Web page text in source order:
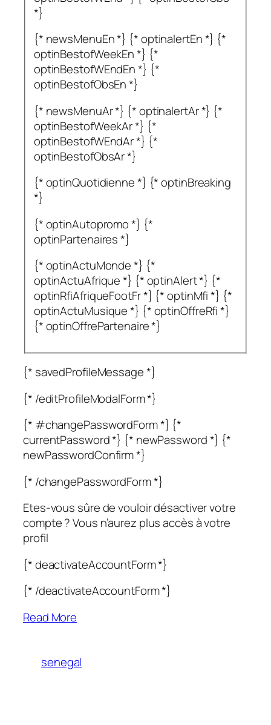
*}
{* newsMenuEn *} {* optinalertEn *} {*
optinBestofWeekEn *} {*
optinBestofWEndEn *} {*
optinBestofObsEn *}
{* newsMenuAr *} {* optinalertAr *} {*
optinBestofWeekAr *} {*
optinBestofWEndAr *} {*
optinBestofObsAr *}
{* optinQuotidienne *} {* optinBreaking
*}
{* optinAutopromo *} {*
optinPartenaires *}
{* optinActuMonde *} {*
optinActuAfrique *} {* optinAlert *} {*
optinRfiAfriqueFootFr *} {* optinMfi *} {*
optinActuMusique *} {* optinOffreRfi *}
{* optinOffrePartenaire *}
{* savedProfileMessage *}
{* /editProfileModalForm *}
{* #changePasswordForm *} {*
currentPassword *} {* newPassword *} {*
newPasswordConfirm *}
{* /changePasswordForm *}
Etes-vous sûre de vouloir désactiver votre
compte ? Vous n’aurez plus accès à votre
profil
{* deactivateAccountForm *}
{* /deactivateAccountForm *}
Read More
senegal